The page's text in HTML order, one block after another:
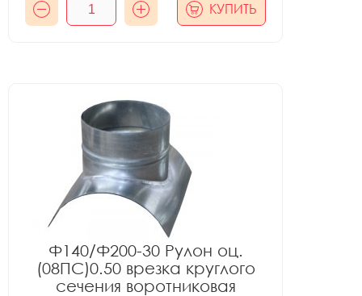
КУПИТЬ
Ф140/Ф200-30 Рулон оц.
(08ПС)0.50 врезка круглого
сечения воротниковая